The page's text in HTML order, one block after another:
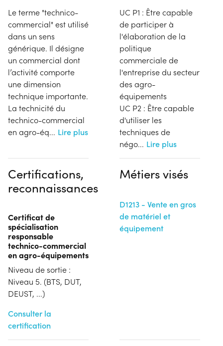
Le terme "technico-
commercial" est utilisé
dans un sens
générique. Il désigne
un commercial dont
l’activité comporte
une dimension
technique importante.
La technicité du
technico-commercial
en agro-éq... Lire plus
UC P1 : Être capable
de participer à
l'élaboration de la
politique
commerciale de
l'entreprise du secteur
des agro-
équipements
UC P2 : Être capable
d'utiliser les
techniques de
négo... Lire plus
Certifications,
reconnaissances
Certificat de
spécialisation
responsable
technico-commercial
en agro-équipements
Niveau de sortie :
Niveau 5. (BTS, DUT,
DEUST, ...)
Consulter la
certification
Métiers visés
D1213 - Vente en gros
de matériel et
équipement